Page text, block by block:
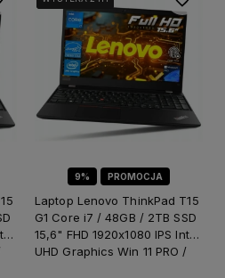
9% PROMOCJA
Laptop Lenovo ThinkPad T15
G1 Core i7 / 48GB / 2TB SSD
15,6" FHD 1920x1080 IPS Intel
UHD Graphics Win 11 PRO /